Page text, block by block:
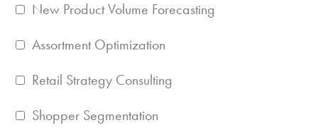
New Product Volume Forecasting
Assortment Optimization
Retail Strategy Consulting
Shopper Segmentation